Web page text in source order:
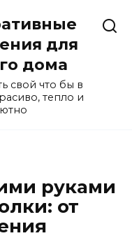
для
дома
свой что бы в
тепло и
руками
от